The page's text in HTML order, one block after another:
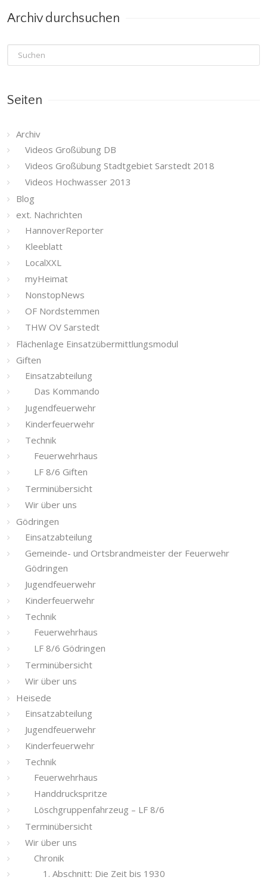
Archiv durchsuchen
Seiten
Archiv
Videos Großübung DB
Videos Großübung Stadtgebiet Sarstedt 2018
Videos Hochwasser 2013
Blog
ext. Nachrichten
HannoverReporter
Kleeblatt
LocalXXL
myHeimat
NonstopNews
OF Nordstemmen
THW OV Sarstedt
Flächenlage Einsatzübermittlungsmodul
Giften
Einsatzabteilung
Das Kommando
Jugendfeuerwehr
Kinderfeuerwehr
Technik
Feuerwehrhaus
LF 8/6 Giften
Terminübersicht
Wir über uns
Gödringen
Einsatzabteilung
Gemeinde- und Ortsbrandmeister der Feuerwehr
Gödringen
Jugendfeuerwehr
Kinderfeuerwehr
Technik
Feuerwehrhaus
LF 8/6 Gödringen
Terminübersicht
Wir über uns
Heisede
Einsatzabteilung
Jugendfeuerwehr
Kinderfeuerwehr
Technik
Feuerwehrhaus
Handdruckspritze
Löschgruppenfahrzeug – LF 8/6
Terminübersicht
Wir über uns
Chronik
1. Abschnitt: Die Zeit bis 1930